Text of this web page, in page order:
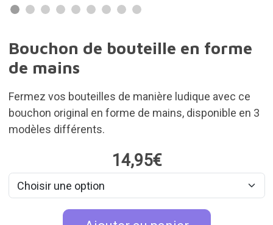
Bouchon de bouteille en forme
Fermez vos bouteilles de manière ludique avec ce
bouchon original en forme de mains, disponible en 3
14,95€